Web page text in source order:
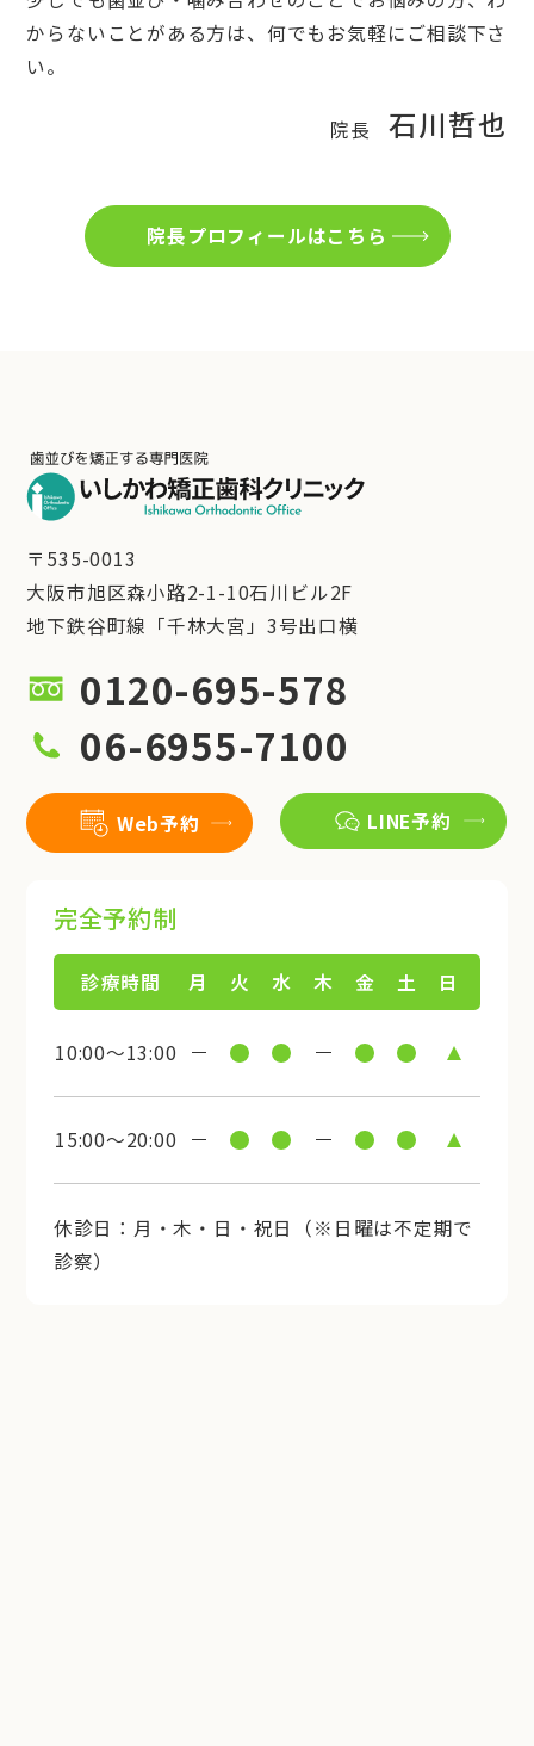
からないことがある方は、何でもお気軽にご相談下さ
い。
院長 石川哲也
院長プロフィールはこちら
〒535-0013
大阪市旭区森小路2-1-10石川ビル2F
地下鉄谷町線「千林大宮」3号出口横
0120-695-578
06-6955-7100
Web予約 LINE予約
完全予約制
診療時間 月 火 水 木 金 土 日
10:00～13:00
15:00～20:00
休診日：月・木・日・祝日（※日曜は不定期で
診察）